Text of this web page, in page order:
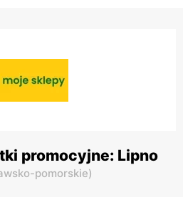
promocyjne: Lipno
pomorskie)